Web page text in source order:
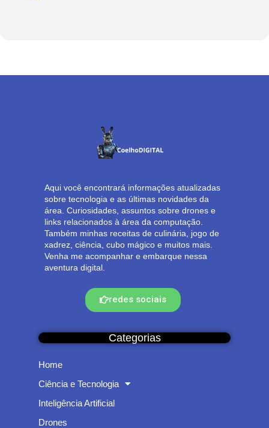
Aqui você encontrará informações atualizadas
sobre tecnologia e as últimas novidades da
área. Curiosidades, assuntos sobre drones e
links relacionados à área da computação.
Também minhas receitas de culinária, jogo de
xadrez, ciência, cubo mágico e muitos mais.
Venha me acompanhar e embarque nessa
aventura digital.
redes sociais
Categorias
Home
Ciência e Tecnologia
Inteligência Artificial
Drones